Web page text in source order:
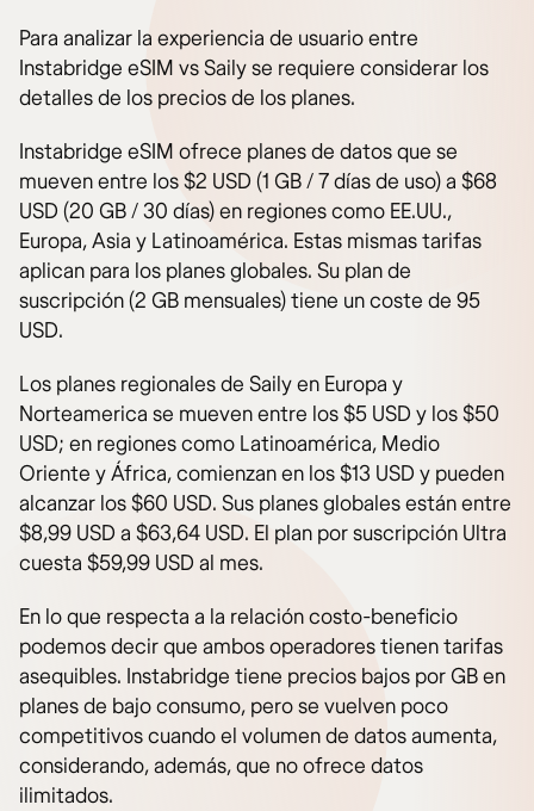
Para analizar la experiencia de usuario entre
Instabridge eSIM vs Saily se requiere considerar los
detalles de los precios de los planes.
Instabridge eSIM ofrece planes de datos que se
mueven entre los $2 USD (1 GB / 7 días de uso) a $68
USD (20 GB / 30 días) en regiones como EE.UU.,
Europa, Asia y Latinoamérica. Estas mismas tarifas
aplican para los planes globales. Su plan de
suscripción (2 GB mensuales) tiene un coste de 95
USD.
Los planes regionales de Saily en Europa y
Norteamerica se mueven entre los $5 USD y los $50
USD; en regiones como Latinoamérica, Medio
Oriente y África, comienzan en los $13 USD y pueden
alcanzar los $60 USD. Sus planes globales están entre
$8,99 USD a $63,64 USD. El plan por suscripción Ultra
cuesta $59,99 USD al mes.
En lo que respecta a la relación costo-beneficio
podemos decir que ambos operadores tienen tarifas
asequibles. Instabridge tiene precios bajos por GB en
planes de bajo consumo, pero se vuelven poco
competitivos cuando el volumen de datos aumenta,
considerando, además, que no ofrece datos
ilimitados.